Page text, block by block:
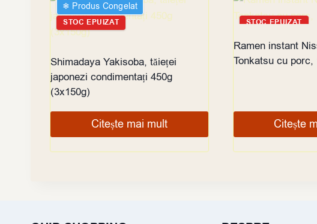
❄︎ Produs Congelat
STOC EPUIZAT
Shimadaya Yakisoba, tăieței
japonezi condimentați 450g
(3x150g)
Citește mai mult
STOC EPUIZAT
Ramen instant
Tonkatsu cu porc,
Citește